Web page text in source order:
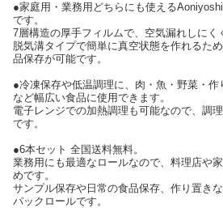
●家庭用・業務用どちらにも使える
です。
7層構造の厚手フィルムで、空気漏れしにく
脱気溝タイプで簡単に真空状態を作れるた
品保存が可能です。
●冷凍保存や低温調理に、肉・魚・野菜・
など幅広い食品に使用できます。
電子レンジでの加熱調理も可能なので、調
です。
●6本セット 全国送料無料。
業務用にも最適なロールなので、料理店や
めです。
サンプル保存や日常の食品保存、作り置き
パックロールです。